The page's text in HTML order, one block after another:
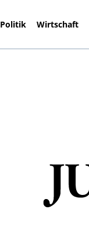
Politik Wirtschaft